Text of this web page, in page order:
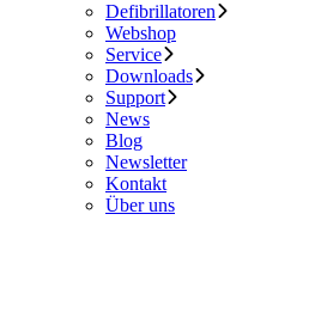
Defibrillatoren
Webshop
Service
Downloads
Support
News
Blog
Newsletter
Kontakt
Über uns